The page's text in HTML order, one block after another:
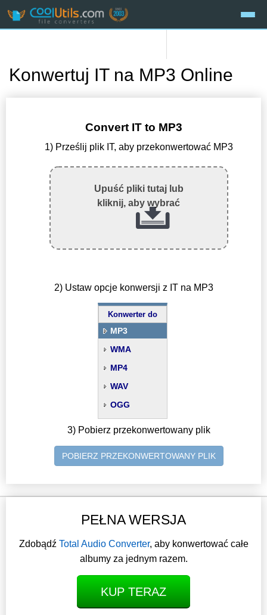
Konwertuj IT na MP3 Online
Convert IT to MP3
1) Prześlij plik IT, aby przekonwertować MP3
Upuść pliki tutaj lub
kliknij, aby wybrać
2) Ustaw opcje konwersji z IT na MP3
Konwerter do
MP3
WMA
MP4
WAV
OGG
3) Pobierz przekonwertowany plik
POBIERZ PRZEKONWERTOWANY PLIK
PEŁNA WERSJA
Zdobądź Total Audio Converter, aby konwertować całe
albumy za jednym razem.
KUP TERAZ